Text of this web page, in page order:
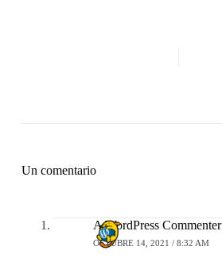
Un comentario
A WordPress Commenter
OCTUBRE 14, 2021 / 8:32 AM